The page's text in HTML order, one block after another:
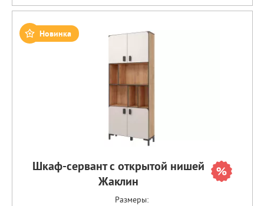
Новинка
Шкаф-сервант с открытой нишей
Жаклин
Размеры: